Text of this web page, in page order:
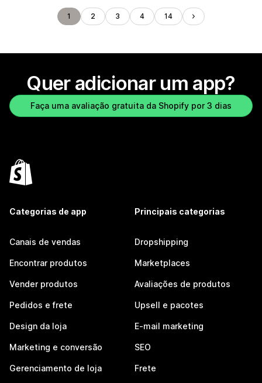
1 2 3 4 14
Quer adicionar um app?
Faça uma avaliação gratuita da Shopify por 3 dias
Categorias de app
Canais de vendas
Encontrar produtos
Vender produtos
Pedidos e frete
Design da loja
Marketing e conversão
Gerenciamento de loja
Principais categorias
Dropshipping
Marketplaces
Avaliações de produtos
Upsell e pacotes
E-mail marketing
SEO
Frete